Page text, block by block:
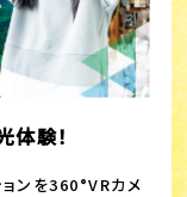
験！
ンを360°VRカメ